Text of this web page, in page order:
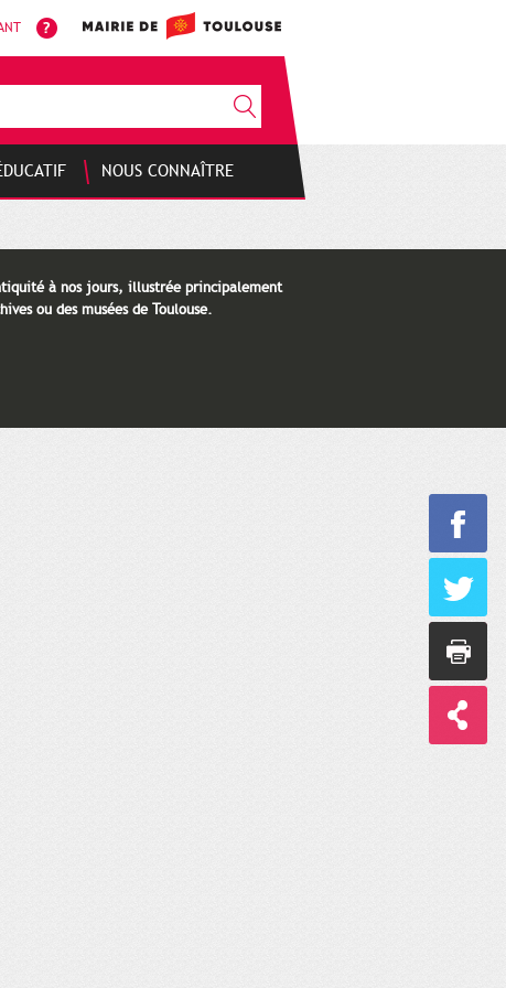
NOUS CONNAÎTRE
à nos jours, illustrée principalement
ou des musées de Toulouse.